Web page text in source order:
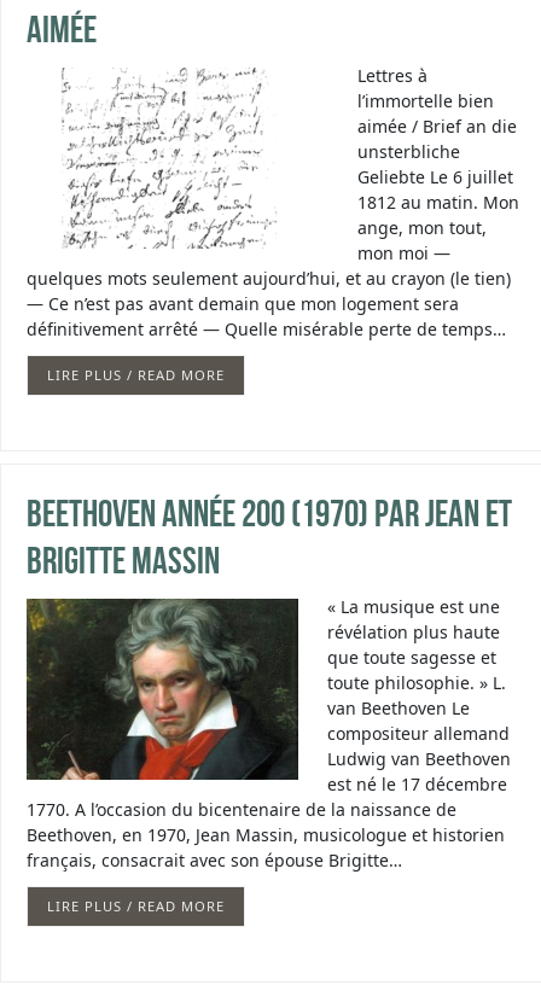
aimée
Lettres à
l’immortelle bien
aimée / Brief an die
unsterbliche
Geliebte Le 6 juillet
1812 au matin. Mon
ange, mon tout,
mon moi —
quelques mots seulement aujourd’hui, et au crayon (le tien)
— Ce n’est pas avant demain que mon logement sera
définitivement arrêté — Quelle misérable perte de temps…
LIRE PLUS / READ MORE
Beethoven année 200 (1970) par Jean et
Brigitte Massin
« La musique est une
révélation plus haute
que toute sagesse et
toute philosophie. » L.
van Beethoven Le
compositeur allemand
Ludwig van Beethoven
est né le 17 décembre
1770. A l’occasion du bicentenaire de la naissance de
Beethoven, en 1970, Jean Massin, musicologue et historien
français, consacrait avec son épouse Brigitte…
LIRE PLUS / READ MORE